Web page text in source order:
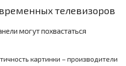
телевизоров
могут похвастаться
картинки – производители